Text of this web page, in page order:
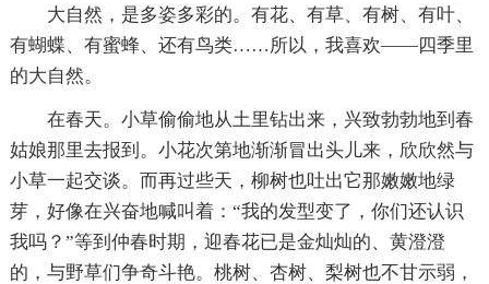
大自然，是多姿多彩的。有花、有草、有树、有叶、
有蝴蝶、有蜜蜂、还有鸟类……所以，我喜欢——四季里
的大自然。
在春天。小草偷偷地从土里钻出来，兴致勃勃地到春
姑娘那里去报到。小花次第地渐渐冒出头儿来，欣欣然与
小草一起交谈。而再过些天，柳树也吐出它那嫩嫩地绿
芽，好像在兴奋地喊叫着：“我的发型变了，你们还认识
我吗？”等到仲春时期，迎春花已是金灿灿的、黄澄澄
的，与野草们争奇斗艳。桃树、杏树、梨树也不甘示弱，